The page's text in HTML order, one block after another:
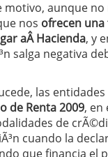
aunque no
nos ofrecen una
aÂ Hacienda, y
salga negativa
las
de Renta 2009, en
de
cuando la
que financia el